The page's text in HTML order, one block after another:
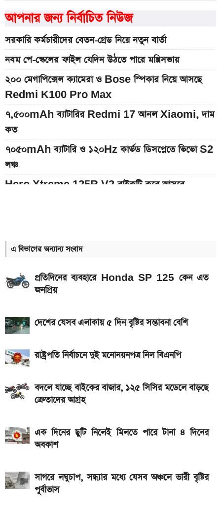
আপনার জন্য নির্বাচিত নিউজ
সরকারি কর্মচারীদের বেতন-গ্রেড নিয়ে নতুন বার্তা
নবম পে-স্কেলের ফাইল যেদিন উঠতে পারে মন্ত্রিসভায়
২০০ মেগাপিক্সেল ক্যামেরা ও Bose স্পিকার নিয়ে আসছে
Redmi K100 Pro Max
৭,৫০০mAh ব্যাটারির Redmi 17 আনল Xiaomi, দাম
কত
৭০৫০mAh ব্যাটারি ও ১২০Hz কার্ভড ডিসপ্লেতে ভিভো S2
লঞ্চ
Hero Xtreme 125R V2 বাইকটি কবে আসবে
আজকের স্বর্ণের বাজারদর: ০৮ আগস্ট ২০২৬
ইন্টার মায়ামি বনাম মন্তের ম্যাচ; সরাসরি যেভাবে দেখবেন
আগামী সপ্তাহেই সুখবর, বেতন-ইনক্রিমেট নিয়ে যা জানা গেল
ভালভ ইঞ্জিন ও TFT ডিসপ্লে
মালয়েশিয়ায় যেতে বাংলাদেশিদের আবেদন শুরু, অগ্রাধিকার
পাবেন যারা
iQOO Z11-এ থাকছে ৬.৮৩ ইঞ্চির কার্ভড AMOLED
ডিসপ্লে, থাকছে সরু ফ্রেম
৭৫০০mAh ব্যাটারি নিয়ে বাজারে এলো Redmi 17 5G
দেশের বাজারে আজ ১৮, ২১ ও ২২ ক্যারেট একভরি সোনার
এ বিভাগের অন্যান্য সংবাদ
প্রতিদিনের ব্যবহারে Honda SP 125 কেন এত
জনপ্রিয়
দেশের যেসব এলাকায় ৫ দিন বৃষ্টির সম্ভাবনা বেশি
রাষ্ট্রপতি নির্বাচনে দুই মনোনয়নপত্র নিল বিএনপি
বদলে যাচ্ছে বাইকের বাজার, ১২৫ সিসির মডেলে বাড়ছে
ক্রেতাদের আগ্রহ
এক দিনের ছুটি নিলেই মিলতে পারে টানা ৪ দিনের
অবকাশ
সাগরে লঘুচাপ, সন্ধ্যার মধ্যে যেসব অঞ্চলে ভারী বৃষ্টির
পূর্বাভাস